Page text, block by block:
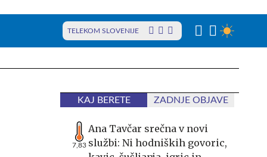
TELEKOM SLOVENIJE
KAJ BERETE ZADNJE OBJAVE
7,83
Ana Tavčar srečna v novi
službi: Ni hodniških govoric,